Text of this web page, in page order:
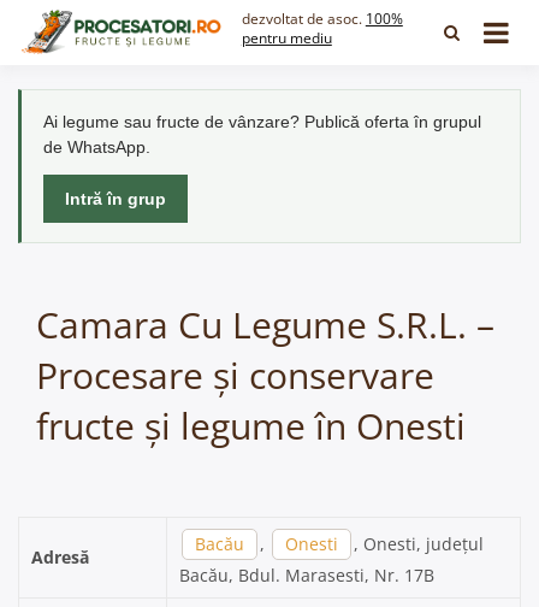
dezvoltat de asoc. 100%
pentru mediu
Ai legume sau fructe de vânzare? Publică oferta în grupul
de WhatsApp.
Intră în grup
Camara Cu Legume S.R.L. –
Procesare și conservare
fructe și legume în Onesti
Adresă
Bacău , Onesti
, Onesti, județul
Bacău, Bdul. Marasesti, Nr. 17B